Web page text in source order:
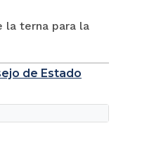
la terna para la
de Estado